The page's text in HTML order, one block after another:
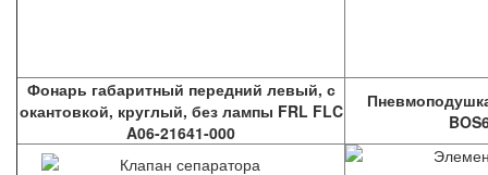
Фонарь габаритный передний левый, с
окантовкой, круглый, без лампы FRL FLC
A06-21641-000